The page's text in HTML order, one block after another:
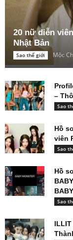
20 nữ diễn
Nhật Bản
Sao thế giới Mộc
–
Sao
Hồ
viên
Sao
Hồ
Sao